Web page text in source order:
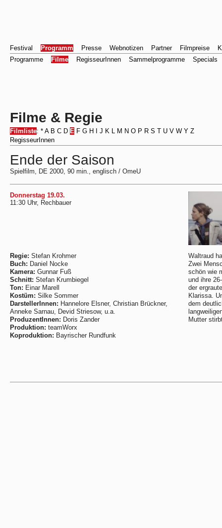
Festival Programm Presse Webnotizen Partner Filmpreise
Programme
Filme RegisseurInnen Sammelprogramme Specials
Filme & Regie
Filmliste: * A B C D E F G H J K L M N O P R S T U V W Y Z
RegisseurInnen
Ende der Saison
Spielfilm, DE 2000, 90 min., englisch / OmeU
Donnerstag 19.03.
11:30 Uhr, Rechbauer
Regie: Stefan Krohmer
Buch: Daniel Nocke
Kamera: Gunnar Fuß
Schnitt: Stefan Krumbiegel
Ton: Einar Marell
Kostüm: Silke Sommer
DarstellerInnen: Hannelore Elsner, Christian Brückner,
Anneke Sarnau, Devid Striesow, u.a.
ProduzentInnen: Doris Zander
Produktion: teamWorx
Koproduktion: Bayrischer Rundfunk
Waltraud
Zwei
schön wie
und ihre
der
Klarissa.
dem
Mutter